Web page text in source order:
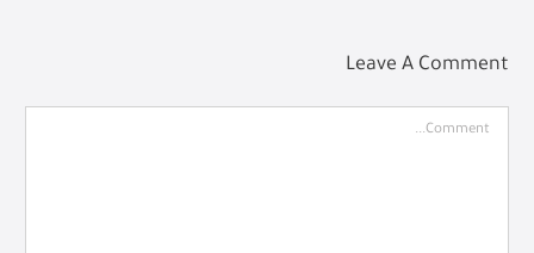
Leave A Comment
Comment